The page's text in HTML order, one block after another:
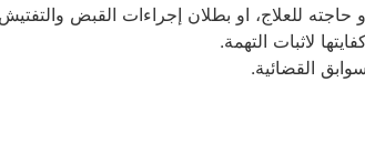
للعلاج، او بطلان إجراءات القبض
لاثبات التهمة.
القضائية.